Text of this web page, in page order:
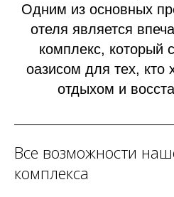
Одним из основных
отеля является
комплекс, который
оазисом для тех, кто
отдыхом и
Все возможности
комплекса